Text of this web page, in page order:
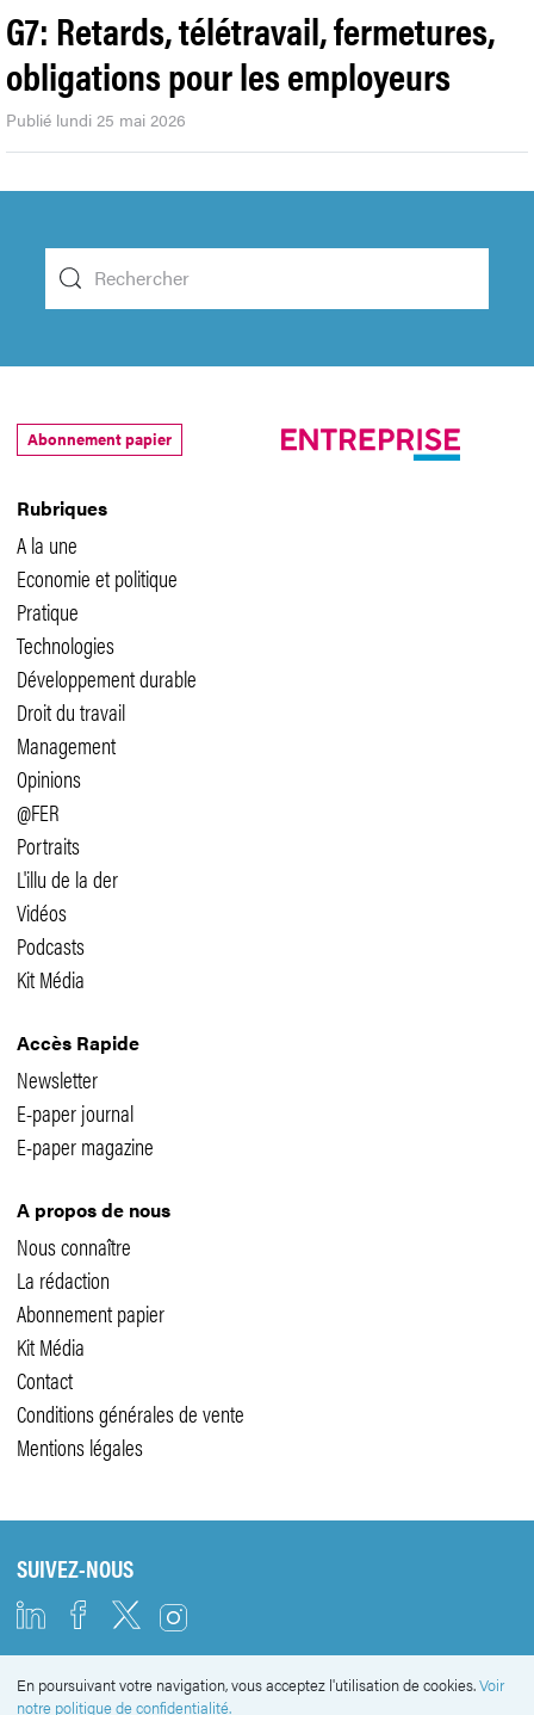
G7: Retards, télétravail, fermetures,
obligations pour les employeurs
Publié lundi 25 mai 2026
Rubriques
A la une
Economie et politique
Pratique
Technologies
Développement durable
Droit du travail
Management
Opinions
@FER
Portraits
L'illu de la der
Vidéos
Podcasts
Kit Média
Accès Rapide
Newsletter
E-paper journal
E-paper magazine
A propos de nous
Nous connaître
La rédaction
Abonnement papier
Kit Média
Contact
Conditions générales de vente
Mentions légales
Abonnement papier
SUIVEZ-NOUS
NEWSLETTER
En poursuivant votre navigation, vous acceptez l'utilisation de cookies.Voir
notre politique de confidentialité.